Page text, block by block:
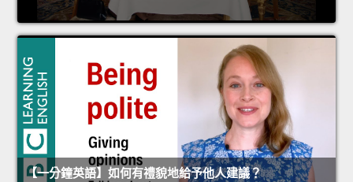
【一分鐘英語】如何有禮貌地給予他人建議？